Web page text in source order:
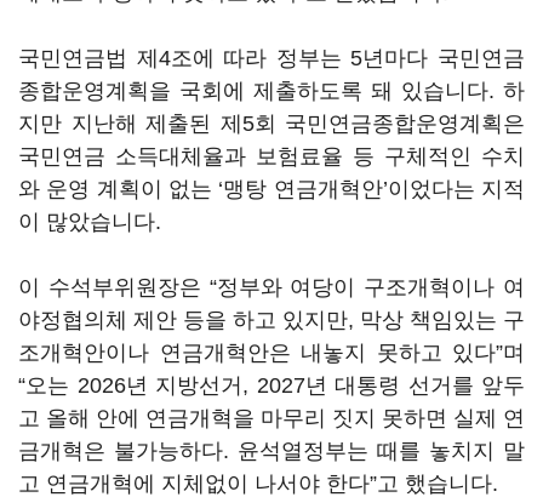
국민연금법 제4조에 따라 정부는 5년마다 국민연금
종합운영계획을 국회에 제출하도록 돼 있습니다. 하
지만 지난해 제출된 제5회 국민연금종합운영계획은
국민연금 소득대체율과 보험료율 등 구체적인 수치
와 운영 계획이 없는 ‘맹탕 연금개혁안’이었다는 지적
이 많았습니다.
이 수석부위원장은 “정부와 여당이 구조개혁이나 여
야정협의체 제안 등을 하고 있지만, 막상 책임있는 구
조개혁안이나 연금개혁안은 내놓지 못하고 있다”며
“오는 2026년 지방선거, 2027년 대통령 선거를 앞두
고 올해 안에 연금개혁을 마무리 짓지 못하면 실제 연
금개혁은 불가능하다. 윤석열정부는 때를 놓치지 말
고 연금개혁에 지체없이 나서야 한다”고 했습니다.